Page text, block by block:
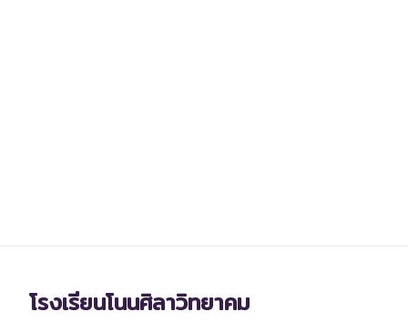
โรงเรียนโนนศิลาวิทยาคม